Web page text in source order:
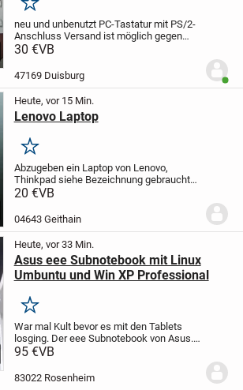
Merken
neu und unbenutzt PC-Tastatur mit PS/2-
Anschluss Versand ist möglich gegen
Übernahme der Kosten
30 €VB
47169 Duisburg
Heute, vor 15 Min.
Lenovo Laptop
Merken
Abzugeben ein Laptop von Lenovo,
Thinkpad siehe Bezeichnung gebraucht
und in Ordnung ; es ist noch Windows 8
20 €VB
04643 Geithain
Heute, vor 33 Min.
Asus eee Subnotebook mit Linux
Umbuntu und Win XP Professional
Merken
War mal Kult bevor es mit den Tablets
losging. Der eee Subnotebook von Asus.
Noch original verpackt aber nicht mehr
muß er 2x gestartet werden. Evtl. therm....
95 €VB
83022 Rosenheim